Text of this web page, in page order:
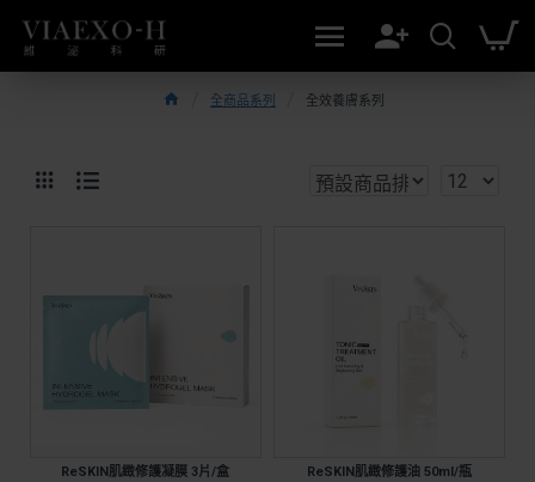
全商品系列 全效養膚系列
ReSKIN肌緻修護凝膜 3片/盒 ReSKIN肌緻修護油 50ml/瓶